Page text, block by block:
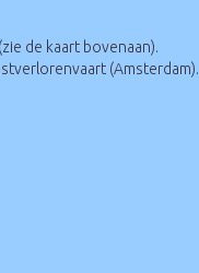
de kaart bovenaan).
(Amsterdam).